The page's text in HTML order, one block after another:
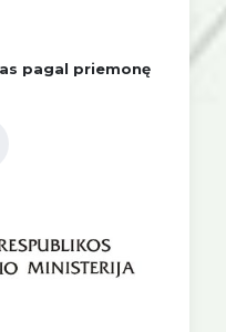
pagal priemonę